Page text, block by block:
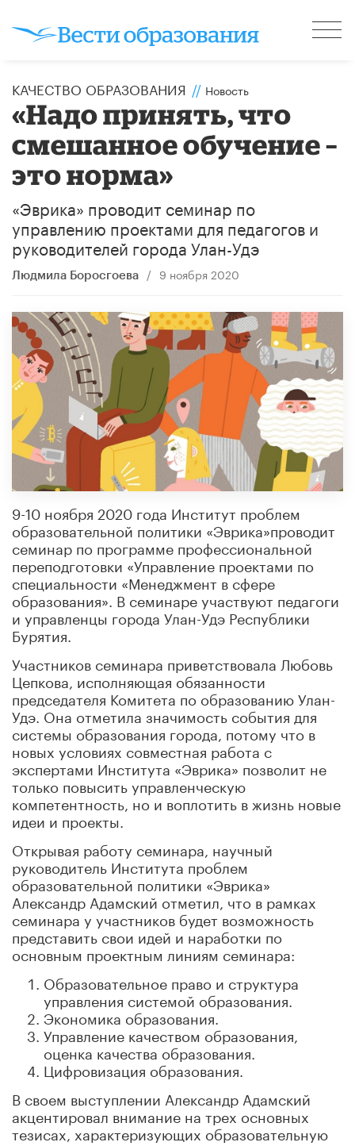
КАЧЕСТВО ОБРАЗОВАНИЯ // Новость
«Надо принять, что
смешанное обучение –
это норма»
​«Эврика» проводит семинар по
управлению проектами для педагогов и
руководителей города Улан-Удэ​
Людмила Боросгоева / 9 ноября 2020
9-10 ноября 2020 года Институт проблем
образовательной политики «Эврика»проводит
семинар по программе профессиональной
переподготовки «Управление проектами по
специальности «Менеджмент в сфере
образования». В семинаре участвуют педагоги
и управленцы города Улан-Удэ Республики
Бурятия.
Участников семинара приветствовала Любовь
Цепкова, исполняющая обязанности
председателя Комитета по образованию Улан-
Удэ. Она отметила значимость события для
системы образования города, потому что в
новых условиях совместная работа с
экспертами Института «Эврика» позволит не
только повысить управленческую
компетентность, но и воплотить в жизнь новые
идеи и проекты.
Открывая работу семинара, научный
руководитель Института проблем
образовательной политики «Эврика»
Александр Адамский отметил, что в рамках
семинара у участников будет возможность
представить свои идей и наработки по
основным проектным линиям семинара:
Образовательное право и структура
управления системой образования.
Экономика образования.
Управление качеством образования,
оценка качества образования.
Цифровизация образования.
В своем выступлении Александр Адамский
акцентировал внимание на трех основных
тезисах, характеризующих образовательную